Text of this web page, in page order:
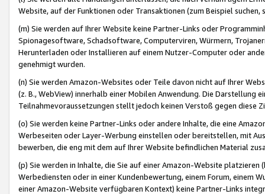
Website, auf der Funktionen oder Transaktionen (zum Beispiel
(m) Sie werden auf Ihrer Website keine Partner-Links oder
Spionagesoftware, Schadsoftware, Computerviren, Würmern,
Herunterladen oder Installieren auf einem Nutzer-Computer oder
genehmigt wurden.
(n) Sie werden Amazon-Websites oder Teile davon nicht auf Ihrer
(z. B., WebView) innerhalb einer Mobilen Anwendung. Die Darstellung
Teilnahmevoraussetzungen stellt jedoch keinen Verstoß gegen diese
(o) Sie werden keine Partner-Links oder andere Inhalte, die eine
Werbeseiten oder Layer-Werbung einstellen oder bereitstellen, mit
bewerben, die eng mit dem auf Ihrer Website befindlichen Material
(p) Sie werden in Inhalte, die Sie auf einer Amazon-Website
Werbediensten oder in einer Kundenbewertung, einem Forum, einem
einer Amazon-Website verfügbaren Kontext) keine Partner-Links